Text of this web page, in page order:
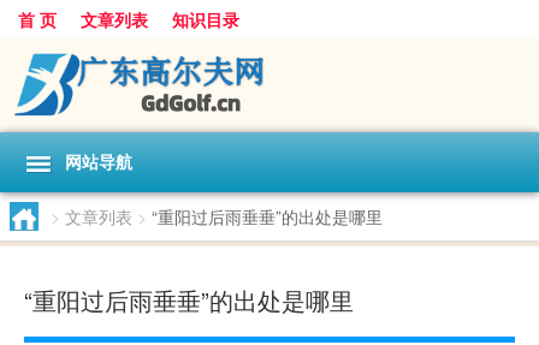
首 页 文章列表 知识目录
网站导航
> 文章列表 > “重阳过后雨垂垂”的出处是哪里
“重阳过后雨垂垂”的出处是哪里